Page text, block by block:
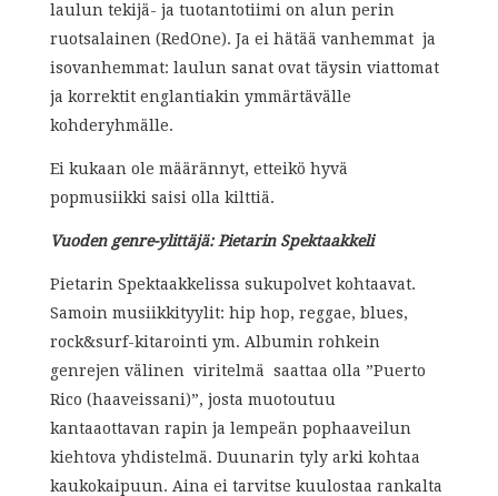
laulun tekijä- ja tuotantotiimi on alun perin
ruotsalainen (RedOne). Ja ei hätää vanhemmat ja
isovanhemmat: laulun sanat ovat täysin viattomat
ja korrektit englantiakin ymmärtävälle
kohderyhmälle.
Ei kukaan ole määrännyt, etteikö hyvä
popmusiikki saisi olla kilttiä.
Vuoden genre-ylittäjä: Pietarin Spektaakkeli
Pietarin Spektaakkelissa sukupolvet kohtaavat.
Samoin musiikkityylit: hip hop, reggae, blues,
rock&surf-kitarointi ym. Albumin rohkein
genrejen välinen viritelmä saattaa olla ”Puerto
Rico (haaveissani)”, josta muotoutuu
kantaaottavan rapin ja lempeän pophaaveilun
kiehtova yhdistelmä. Duunarin tyly arki kohtaa
kaukokaipuun. Aina ei tarvitse kuulostaa rankalta